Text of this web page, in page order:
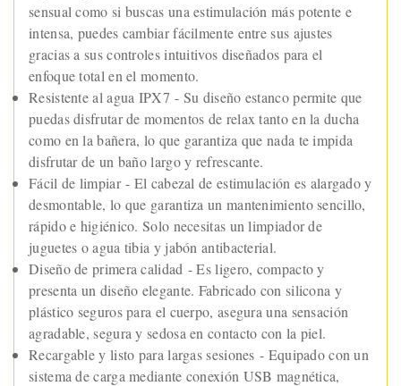
sensual como si buscas una estimulación más potente e
intensa, puedes cambiar fácilmente entre sus ajustes
gracias a sus controles intuitivos diseñados para el
enfoque total en el momento.
Resistente al agua IPX7 - Su diseño estanco permite que
puedas disfrutar de momentos de relax tanto en la ducha
como en la bañera, lo que garantiza que nada te impida
disfrutar de un baño largo y refrescante.
Fácil de limpiar - El cabezal de estimulación es alargado y
desmontable, lo que garantiza un mantenimiento sencillo,
rápido e higiénico. Solo necesitas un limpiador de
juguetes o agua tibia y jabón antibacterial.
Diseño de primera calidad - Es ligero, compacto y
presenta un diseño elegante. Fabricado con silicona y
plástico seguros para el cuerpo, asegura una sensación
agradable, segura y sedosa en contacto con la piel.
Recargable y listo para largas sesiones - Equipado con un
sistema de carga mediante conexión USB magnética,